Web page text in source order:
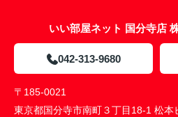
いい部屋ネット 国分寺店
042-313-9680
〒185-0021
東京都国分寺市南町３丁目18-1 松本